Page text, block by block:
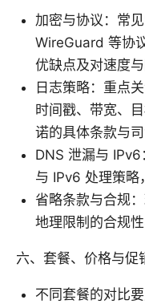
加密与协议：常
WireGuard 等协
优缺点及对速度与
日志策略：重点
时间戳、带宽、
诺的具体条款与
DNS 泄漏与
与 IPv6 处理策略
省略条款与合规
地理限制的合规
六、套餐、价格与促
不同套餐的对比